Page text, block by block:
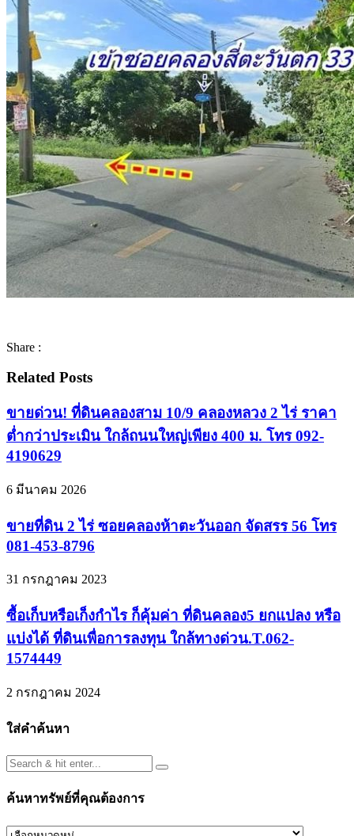
Share :
Related Posts
ขายด่วน! ที่ดินคลองสาม 10/9 คลองหลวง 2 ไร่ ราคา
ต่ำกว่าประเมิน ใกล้ถนนใหญ่เพียง 400 ม. โทร 092-
4190629
6 มีนาคม 2026
ขายที่ดิน 2 ไร่ ซอยคลองห้าตะวันออก จัดสรร 56 โทร
081-453-8796
31 กรกฎาคม 2023
ซื้อเก็บหรือเก็งกำไร ก็คุ้มค่า ที่ดินคลอง5 ยกแปลง หรือ
แบ่งได้ ที่ดินเพื่อการลงทุน ใกล้ทางด่วน.T.062-
1574449
2 กรกฎาคม 2024
ใส่คำค้นหา
ค้นหาทรัพย์ที่คุณต้องการ